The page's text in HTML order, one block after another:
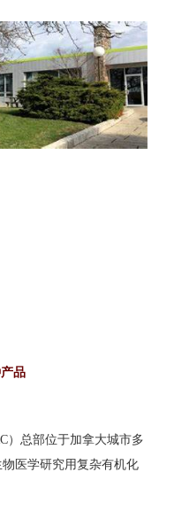
品
）总部位于加拿大城市多
医学研究用复杂有机化